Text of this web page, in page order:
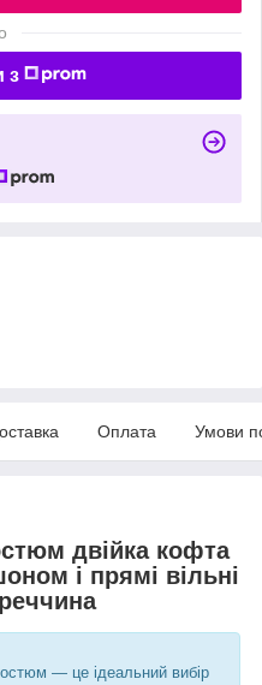
з
Оплата Умови
двійка кофта
і прямі вільні
— це ідеальний вибір